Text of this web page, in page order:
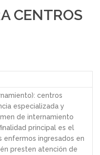
CENTROS
centros
especializada y
de internamiento
principal es el
ingresados en
presten atención de